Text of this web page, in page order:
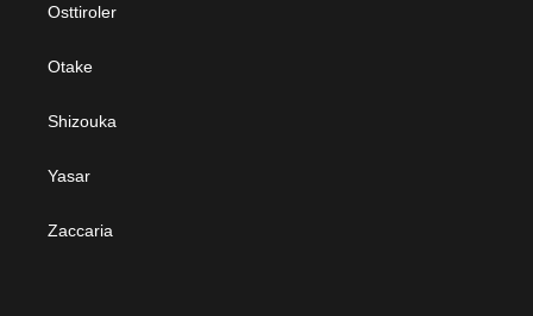
Osttiroler
Otake
Shizouka
Yasar
Zaccaria